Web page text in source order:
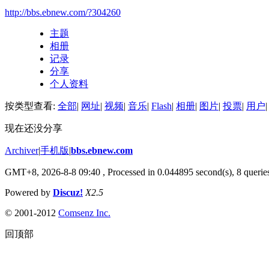
http://bbs.ebnew.com/?304260
主题
相册
记录
分享
个人资料
按类型查看: 全部| 网址| 视频| 音乐| Flash| 相册| 图片| 投票| 用户|
现在还没分享
Archiver|手机版|bbs.ebnew.com
GMT+8, 2026-8-8 09:40 , Processed in 0.044895 second(s), 8
Powered by Discuz! X2.5
© 2001-2012 Comsenz Inc.
回顶部